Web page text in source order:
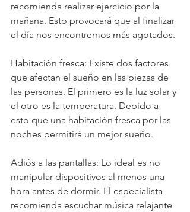
recomienda realizar ejercicio por la
mañana. Esto provocará que al finalizar
el día nos encontremos más agotados.
Habitación fresca: Existe dos factores
que afectan el sueño en las piezas de
las personas. El primero es la luz solar y
el otro es la temperatura. Debido a
esto que una habitación fresca por las
noches permitirá un mejor sueño.
Adiós a las pantallas: Lo ideal es no
manipular dispositivos al menos una
hora antes de dormir. El especialista
recomienda escuchar música relajante